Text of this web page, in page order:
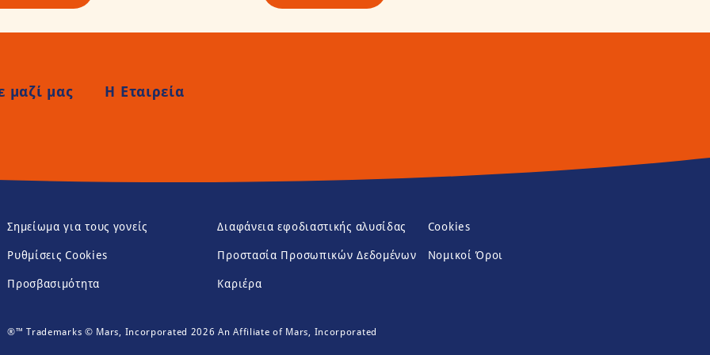
μαζί μας Η Εταιρεία
Σημείωμα για τους γονείς
(opens in new window) Διαφάνεια εφοδιαστικής αλυσίδας
(opens in new window) Cookies
(opens in new window)
Ρυθμίσεις Cookies
Προστασία Προσωπικών Δεδομένων
(opens in new window) Νομικοί Όροι
(opens in new window)
Προσβασιμότητα
(opens in new window) Καριέρα
(opens in new window)
®™ Trademarks © Mars, Incorporated 2026 An Affiliate of Mars, Incorporated